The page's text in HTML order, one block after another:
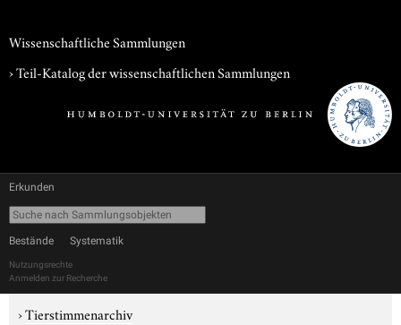
Wissenschaftliche Sammlungen
› Teil-Katalog der wissenschaftlichen Sammlungen
Erkunden
Bestände Systematik
Nutzungsrechte
Anmelden zur Recherche
›Tierstimmenarchiv